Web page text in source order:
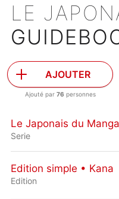
AJOUTER
Ajouté par 76 personnes
Le Japonais du Manga
Serie
Edition simple • Kana
Edition